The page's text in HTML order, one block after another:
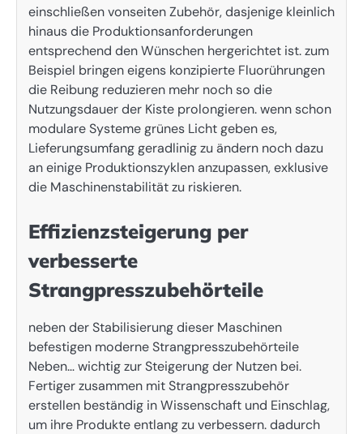
einschließen vonseiten Zubehör, dasjenige kleinlich
hinaus die Produktionsanforderungen
entsprechend den Wünschen hergerichtet ist. zum
Beispiel bringen eigens konzipierte Fluorührungen
die Reibung reduzieren mehr noch so die
Nutzungsdauer der Kiste prolongieren. wenn schon
modulare Systeme grünes Licht geben es,
Lieferungsumfang geradlinig zu ändern noch dazu
an einige Produktionszyklen anzupassen, exklusive
die Maschinenstabilität zu riskieren.
Effizienzsteigerung per
verbesserte
Strangpresszubehörteile
neben der Stabilisierung dieser Maschinen
befestigen moderne Strangpresszubehörteile
Neben… wichtig zur Steigerung der Nutzen bei.
Fertiger zusammen mit Strangpresszubehör
erstellen beständig in Wissenschaft und Einschlag,
um ihre Produkte entlang zu verbessern. dadurch